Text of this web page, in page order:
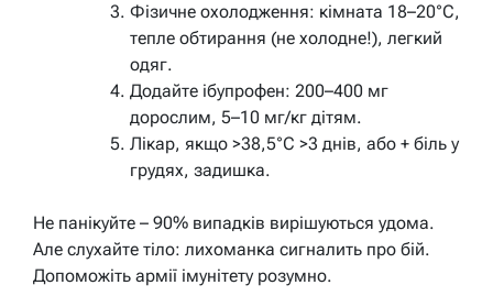
Фізичне охолодження: кімната 18–20°C,
тепле обтирання (не холодне!), легкий
одяг.
Додайте ібупрофен: 200–400 мг
дорослим, 5–10 мг/кг дітям.
Лікар, якщо >38,5°C >3 днів, або + біль у
грудях, задишка.
Не панікуйте – 90% випадків вирішуються удома.
Але слухайте тіло: лихоманка сигналить про бій.
Допоможіть армії імунітету розумно.